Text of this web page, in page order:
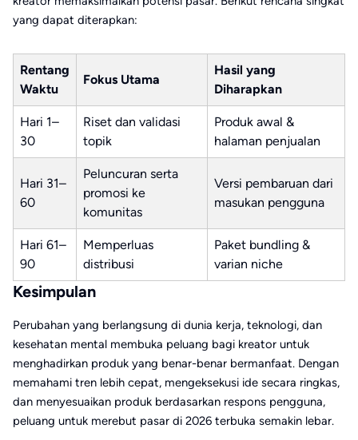
yang dapat diterapkan:
Rentang
Waktu
Fokus Utama
Hasil yang
Diharapkan
Hari 1–
30
Riset dan validasi
topik
Produk awal &
halaman penjualan
Hari 31–
60
Peluncuran serta
promosi ke
komunitas
Versi pembaruan dari
masukan pengguna
Hari 61–
90
Memperluas
distribusi
Paket bundling &
varian niche
Kesimpulan
Perubahan yang berlangsung di dunia kerja, teknologi, dan
kesehatan mental membuka peluang bagi kreator untuk
menghadirkan produk yang benar-benar bermanfaat. Dengan
memahami tren lebih cepat, mengeksekusi ide secara ringkas,
dan menyesuaikan produk berdasarkan respons pengguna,
peluang untuk merebut pasar di 2026 terbuka semakin lebar.